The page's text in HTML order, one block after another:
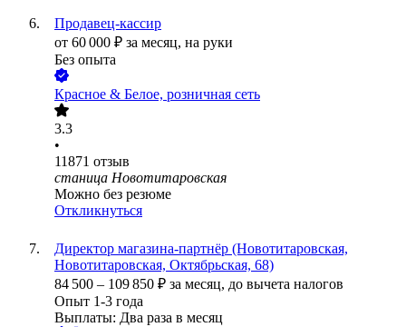
Продавец-кассир
от 60 000 ₽ за месяц, на руки
Без опыта
Красное & Белое, розничная сеть
3.3
•
11871 отзыв
станица Новотитаровская
Можно без резюме
Откликнуться
Директор магазина-партнёр (Новотитаровская,
Новотитаровская, Октябрьская, 68)
84 500 – 109 850 ₽ за месяц, до вычета налогов
Опыт 1-3 года
Выплаты: Два раза в месяц